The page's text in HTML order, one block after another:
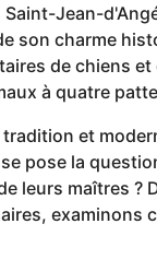
Jean-
son charme
de chiens
à quatre
et
pose la
leurs maîtres
examinons